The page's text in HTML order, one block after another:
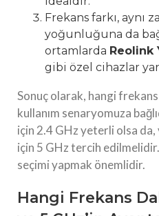
Frekans farkı, aynı
yoğunluğuna da
ortamlarda Reolink
gibi özel cihazlar
Sonuç olarak, hangi frekans
kullanım senaryomuza
için 2.4 GHz yeterli olsa da,
için 5 GHz tercih
seçimi yapmak önemlidir.
Hangi Frekans